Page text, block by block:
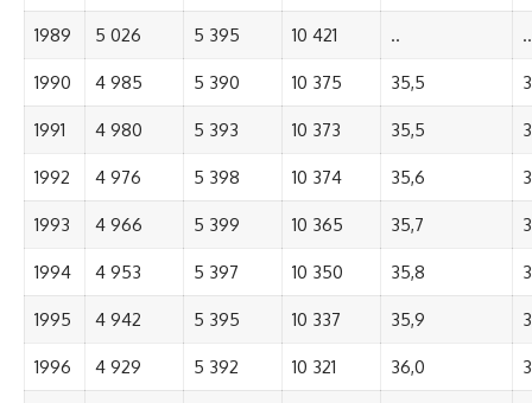
1989 5 026 5 395 10 421 .. ..
1990 4 985 5 390 10 375 35,5
1991 4 980 5 393 10 373 35,5
1992 4 976 5 398 10 374 35,6
1993 4 966 5 399 10 365 35,7
1994 4 953 5 397 10 350 35,8
1995 4 942 5 395 10 337 35,9
1996 4 929 5 392 10 321 36,0